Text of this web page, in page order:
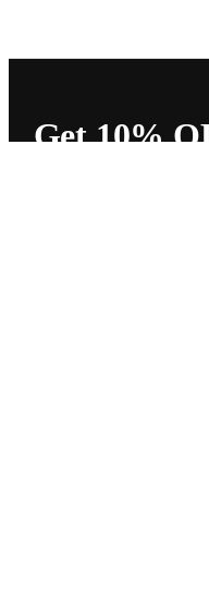
Get 10%